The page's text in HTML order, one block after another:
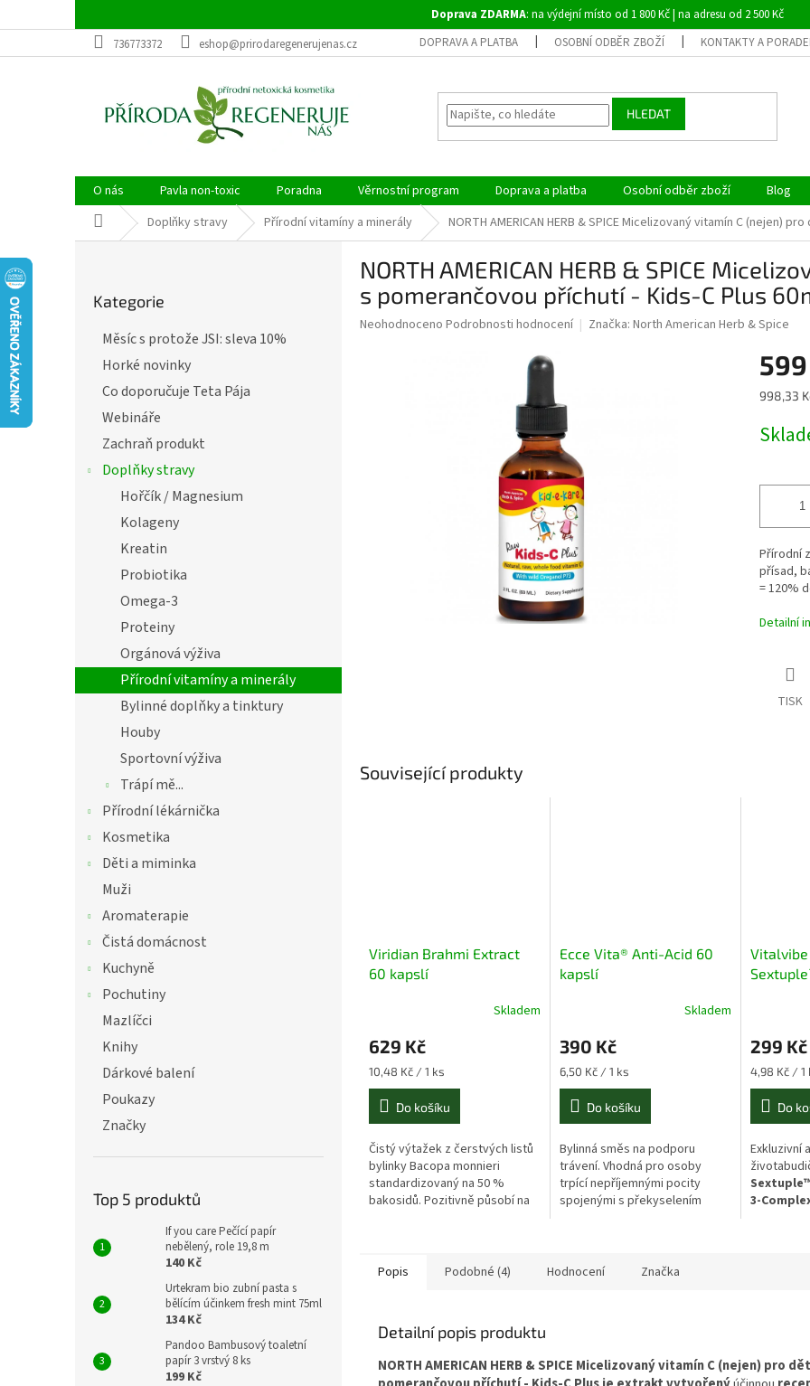
na
Doprava ZDARMA: na výdejní místo od 1 800 Kč | na adresu od 2 500 Kč
736773372
eshop@prirodaregenerujenas.cz DOPRAVA A PLATBA OSOBNÍ ODBĚR ZBOŽÍ KONTAKTY A
HLEDAT
O nás Pavla non-toxic Poradna Věrnostní program Doprava a platba Osobní odběr zboží Blog
Domů Doplňky stravy Přírodní vitamíny a minerály NORTH AMERICAN HERB & SPICE Micelizovaný vitamín C (nejen)
kategorie
Kategorie
Měsíc s protože JSI: sleva 10%
Horké novinky
Co doporučuje Teta Pája
Webináře
Zachraň produkt
Doplňky stravy
Hořčík / Magnesium
Kolageny
Kreatin
Probiotika
Omega-3
Proteiny
Orgánová výživa
Přírodní vitamíny a minerály
Bylinné doplňky a tinktury
Houby
Sportovní výživa
Trápí mě...
Přírodní lékárnička
Kosmetika
Děti a miminka
Muži
Aromaterapie
Čistá domácnost
Kuchyně
Pochutiny
Mazlíčci
Knihy
Dárkové balení
Poukazy
Značky
Top 5 produktů
If you care Pečící papír
nebělený, role 19,8 m
140 Kč
Urtekram bio zubní pasta s
bělícím účinkem fresh mint 75ml
134 Kč
Pandoo Bambusový toaletní
papír 3 vrstvý 8 ks
199 Kč
NORTH AMERICAN HERB & SPICE
s pomerančovou příchutí - Kids-C Plus
Průměrné
Neohodnoceno Podrobnosti hodnocení Značka: North American Herb & Spice
Měrná
998,33
Přírodní
přísad,
= 120%
Detailní
TISK
Související produkty
Viridian Brahmi Extract
60 kapslí
Skladem
629 Kč
Měrná
cena:
10,48 Kč / 1 ks
Do košíku
Čistý výtažek z čerstvých listů
bylinky Bacopa monnieri
standardizovaný na 50 %
bakosidů. Pozitivně působí na
Ecce Vita® Anti-Acid 60
kapslí
Skladem
390 Kč
Měrná
cena:
6,50 Kč / 1 ks
Do košíku
Bylinná směs na podporu
trávení. Vhodná pro osoby
trpící nepříjemnými pocity
spojenými s překyselením
299 Kč
Měrná
cena:
4,98 Kč / 1
Do
Exkluzivní
3-
je produkt
Popis Podobné (4) Hodnocení Značka
Detailní popis produktu
NORTH AMERICAN HERB & SPICE Micelizovaný vitamín C (nejen) pro